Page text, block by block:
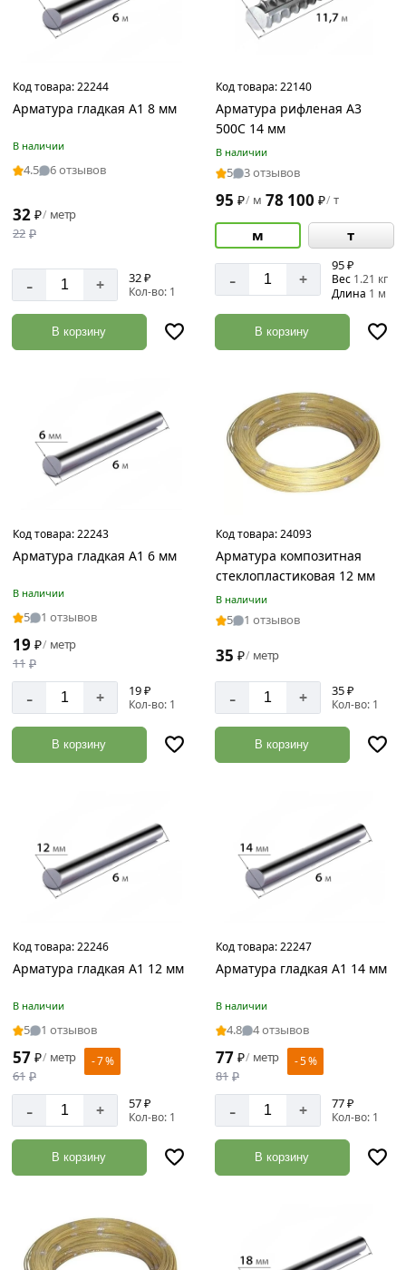
Рифленая
Класс
арматуры
А240
А3
Код товара:22244
Арматура гладкая А1 8 мм
В наличии
4.5 6 отзывов
32 ₽/ метр
22 ₽
- + 32 ₽
Кол-во: 1
В корзину
Код товара:22140
Арматура рифленая А3
500С 14 мм
В наличии
5 3 отзывов
95 ₽/ м 78 100 ₽/ т
м т
- +
95 ₽
Вес 1.21 кг
Длина 1 м
В корзину
Код товара:22243
Арматура гладкая А1 6 мм
В наличии
5 1 отзывов
19 ₽/ метр
11 ₽
- + 19 ₽
Кол-во: 1
В корзину
Код товара:24093
Арматура композитная
стеклопластиковая 12 мм
В наличии
5 1 отзывов
35 ₽/ метр
- + 35 ₽
Кол-во: 1
В корзину
Код товара:22246
Арматура гладкая А1 12 мм
В наличии
5 1 отзывов
57 ₽/ метр
61 ₽
- 7 %
- + 57 ₽
Кол-во: 1
В корзину
Код товара:22247
Арматура гладкая А1 14 мм
В наличии
4.8 4 отзывов
77 ₽/ метр
81 ₽
- 5 %
- + 77 ₽
Кол-во: 1
В корзину